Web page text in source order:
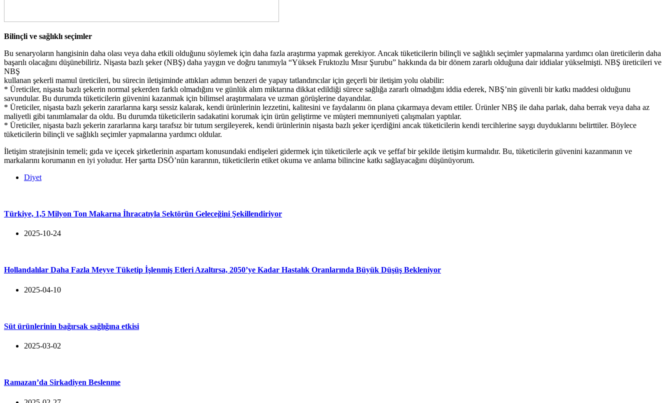
Bilinçli ve sağlıklı seçimler
Bu senaryoların hangisinin daha olası veya daha etkili olduğunu söylemek için daha fazla araştırma yapmak gerekiyor. Ancak tüketicilerin bilinçli ve sağlıklı seçimler yapmalarına yardımcı olan üreticilerin daha
başarılı olacağını düşünebiliriz. Nişasta bazlı şeker (NBŞ) daha yaygın ve doğru tanımıyla “Yüksek Fruktozlu Mısır Şurubu” hakkında da bir dönem zararlı olduğuna dair iddialar yükselmişti. NBŞ üreticileri ve
NBŞ
kullanan şekerli mamul üreticileri, bu sürecin iletişiminde attıkları adımın benzeri de yapay tatlandırıcılar için geçerli bir iletişim yolu olabilir:
* Üreticiler, nişasta bazlı şekerin normal şekerden farklı olmadığını ve günlük alım miktarına dikkat edildiği sürece sağlığa zararlı olmadığını iddia ederek, NBŞ’nin güvenli bir katkı maddesi olduğunu
savundular. Bu durumda tüketicilerin güvenini kazanmak için bilimsel araştırmalara ve uzman görüşlerine dayandılar.
* Üreticiler, nişasta bazlı şekerin zararlarına karşı sessiz kalarak, kendi ürünlerinin lezzetini, kalitesini ve faydalarını ön plana çıkarmaya devam ettiler. Ürünler NBŞ ile daha parlak, daha berrak veya daha az
maliyetli gibi tanımlamalar da oldu. Bu durumda tüketicilerin sadakatini korumak için ürün geliştirme ve müşteri memnuniyeti çalışmaları yaptılar.
* Üreticiler, nişasta bazlı şekerin zararlarına karşı tarafsız bir tutum sergileyerek, kendi ürünlerinin nişasta bazlı şeker içerdiğini ancak tüketicilerin kendi tercihlerine saygı duyduklarını belirttiler. Böylece
tüketicilerin bilinçli ve sağlıklı seçimler yapmalarına yardımcı oldular.
İletişim stratejisinin temeli; gıda ve içecek şirketlerinin aspartam konusundaki endişeleri gidermek için tüketicilerle açık ve şeffaf bir şekilde iletişim kurmalıdır. Bu, tüketicilerin güvenini kazanmanın ve
markalarını korumanın en iyi yoludur. Her şartta DSÖ’nün kararının, tüketicilerin etiket okuma ve anlama bilincine katkı sağlayacağını düşünüyorum.
Diyet
Türkiye, 1,5 Milyon Ton Makarna İhracatıyla Sektörün Geleceğini Şekillendiriyor
2025-10-24
Hollandalılar Daha Fazla Meyve Tüketip İşlenmiş Etleri Azaltırsa, 2050’ye Kadar Hastalık Oranlarında Büyük Düşüş Bekleniyor
2025-04-10
Süt ürünlerinin bağırsak sağlığına etkisi
2025-03-02
Ramazan’da Sirkadiyen Beslenme